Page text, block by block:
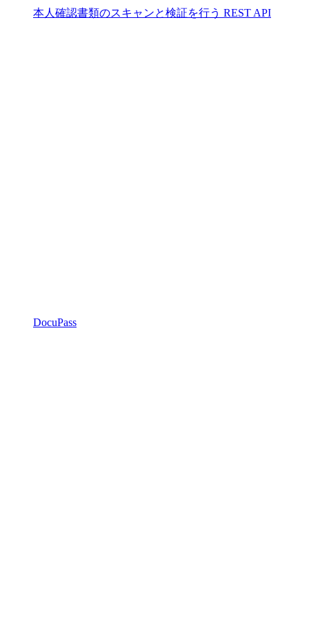
本人確認書類のスキャンと検証を行う REST API
DocuPass